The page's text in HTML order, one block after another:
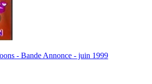
- Bande Annonce - juin 1999